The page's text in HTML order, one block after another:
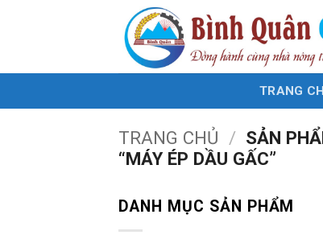
TRANG
TRANG CHỦ / SẢN
“MÁY ÉP DẦU GẤC”
DANH MỤC SẢN PHẨM